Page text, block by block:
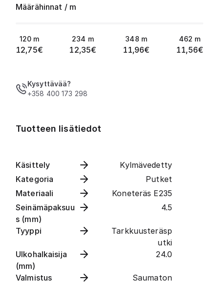
Määrähinnat / m
120 m
12,75€
234 m
12,35€
348 m
11,96€
462 m
11,56€
Kysyttävää?
+358 400 173 298
Tuotteen lisätiedot
Käsittely
Kylmävedetty
Kategoria
Putket
Materiaali
Koneteräs E235
Seinämäpaksuu
s (mm)
4.5
Tyyppi
Tarkkuusteräsp
utki
Ulkohalkaisija
(mm)
24.0
Valmistus Saumaton